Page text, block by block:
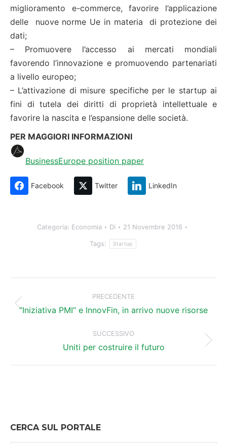
miglioramento e-commerce, favorire l’applicazione
delle nuove norme Ue in materia di protezione dei
dati;
– Promuovere l’accesso ai mercati mondiali
favorendo l’innovazione e promuovendo partenariati
a livello europeo;
– L’attivazione di misure specifiche per le startup ai
fini di tutela dei diritti di proprietà intellettuale e
favorire la nascita e l’espansione delle società.
PER MAGGIORI INFORMAZIONI
BusinessEurope position paper
Facebook Twitter LinkedIn
Categoria: Economia Di 21 Novembre 2016
Tags: Startup
tra
PRECEDENTE
Post
precedente:
“Iniziativa PMI” e InnovFin, in arrivo nuove risorse
SUCCESSIVO
Prossimo
Uniti per costruire il futuro
CERCA SUL PORTALE